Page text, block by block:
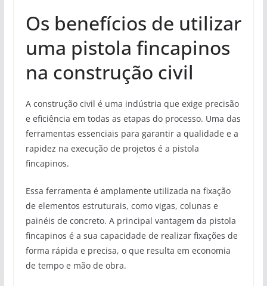
Os benefícios de utilizar
uma pistola fincapinos
na construção civil
A construção civil é uma indústria que exige precisão
e eficiência em todas as etapas do processo. Uma das
ferramentas essenciais para garantir a qualidade e a
rapidez na execução de projetos é a pistola
fincapinos.
Essa ferramenta é amplamente utilizada na fixação
de elementos estruturais, como vigas, colunas e
painéis de concreto. A principal vantagem da pistola
fincapinos é a sua capacidade de realizar fixações de
forma rápida e precisa, o que resulta em economia
de tempo e mão de obra.